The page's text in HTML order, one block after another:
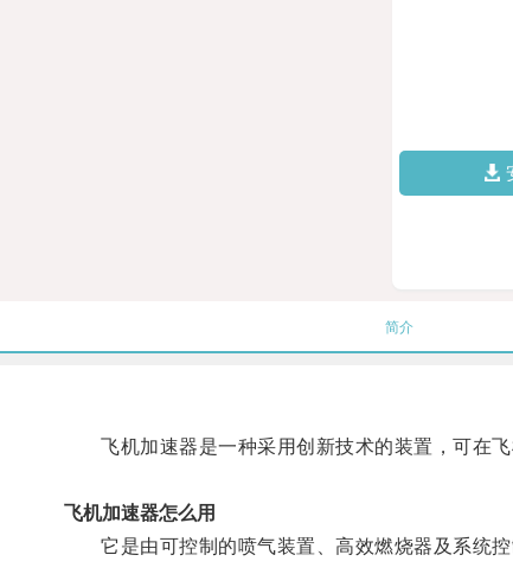
简介
飞机加速器是一种采用创新技术的装置，可在飞
飞机加速器怎么用
它是由可控制的喷气装置、高效燃烧器及系统控